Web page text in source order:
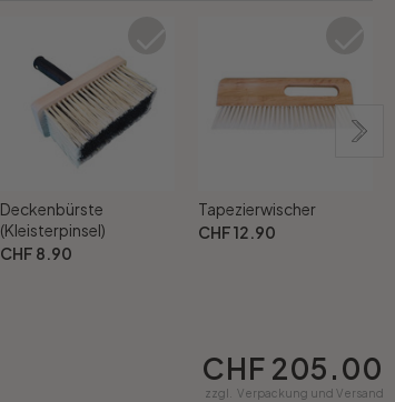
Deckenbürste
(Kleisterpinsel)
CHF 8.90
Tapezierwischer
CHF 12.90
CHF 205.00
zzgl. Verpackung und Versand